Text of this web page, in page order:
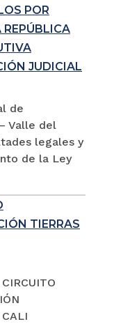
POR
REPÚBLICA
JUDICIAL
de
Valle del
legales y
de la Ley
TIERRAS